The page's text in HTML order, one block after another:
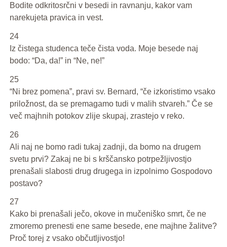
Bodite odkritosrčni v besedi in ravnanju, kakor vam
narekujeta pravica in vest.
24
Iz čistega studenca teče čista voda. Moje besede naj
bodo: “Da, da!” in “Ne, ne!”
25
“Ni brez pomena”, pravi sv. Bernard, “če izkoristimo vsako
priložnost, da se premagamo tudi v malih stvareh.” Če se
več majhnih potokov zlije skupaj, zrastejo v reko.
26
Ali naj ne bomo radi tukaj zadnji, da bomo na drugem
svetu prvi? Zakaj ne bi s krščansko potrpežljivostjo
prenašali slabosti drug drugega in izpolnimo Gospodovo
postavo?
27
Kako bi prenašali ječo, okove in mučeniško smrt, če ne
zmoremo prenesti ene same besede, ene majhne žalitve?
Proč torej z vsako občutljivostjo!